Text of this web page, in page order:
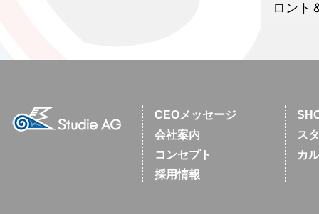
ロント
CEOメッセージ
会社案内
コンセプト
採用情報
ス
カ